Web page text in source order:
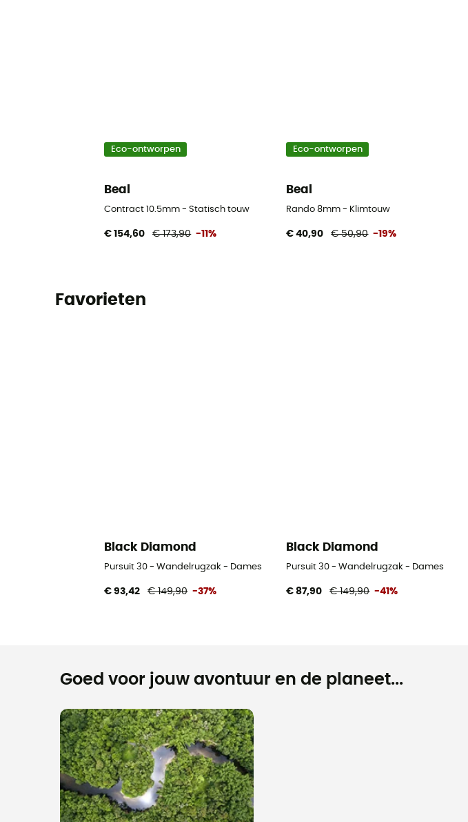
Eco-ontworpen
Beal
Contract 10.5mm - Statisch touw
€ 154,60 € 173,90 -11%
Eco-ontworpen
Beal
Rando 8mm - Klimtouw
€ 40,90 € 50,90 -19%
Favorieten
Black Diamond
Pursuit 30 - Wandelrugzak - Dames
€ 93,42 € 149,90 -37%
Black Diamond
Pursuit 30 - Wandelrugzak - Dames
€ 87,90 € 149,90 -41%
Goed voor jouw avontuur en de planeet...